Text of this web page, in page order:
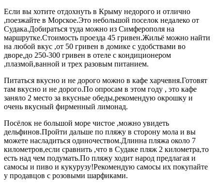
Если вы хотите отдохнуть в Крыму недорого и отлично
,поезжайте в Морское.Это небольшой поселок недалеко от
Судака.Добираться туда можно из Симферополя на
маршрутке.Стоимость проезда 45 гривен.Жильё можно найти
на любой вкус ,от 50 гривен в домике с удобствами во
дворе,до 250-300 гривен в отеле с кондиционером
,плазмой,ванной и трех разовым питанием.
Питаться вкусно и не дорого можно в кафе харчевня.Готовят
там вкусно и не дорого.По опросам в этом году , это кафе
заняло 2 место за вкусные обеды,рекомендую окрошку и
очень вкусный фирменный лимонад.
Посёлок не большой море чистое ,можно увидеть
дельфинов.Пройти дальше по пляжу в сторону мола и вы
можете насладиться одиночеством.Длинна пляжа около 7
километров,если сравнить ,что в Судаке пляж 2 километра,то
есть над чем подумать.По пляжу ходит народ предлагая и
самосы и пиво и кукурузу!Рекомендую самосы их покупайте
у продавцов с розовыми шарфиками.